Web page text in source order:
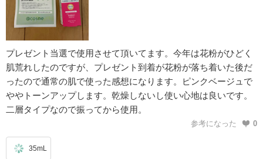
プレゼント当選で使用させて頂いてます。今年は花粉がひどく
肌荒れしたのですが、プレゼント到着が花粉が落ち着いた後だ
ったので通常の肌で使った感想になります。ピンクベージュで
ややトーンアップします。乾燥しないし使い心地は良いです。
二層タイプなので振ってから使用。
参考になった 0
35mL